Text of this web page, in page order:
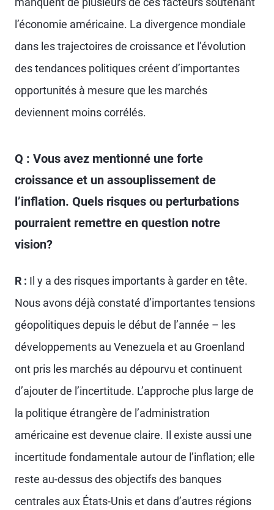
l’économie américaine. La divergence mondiale
dans les trajectoires de croissance et l’évolution
des tendances politiques créent d’importantes
opportunités à mesure que les marchés
deviennent moins corrélés.
Q : Vous avez mentionné une forte
croissance et un assouplissement de
l’inflation. Quels risques ou perturbations
pourraient remettre en question notre
vision?
R : Il y a des risques importants à garder en tête.
Nous avons déjà constaté d’importantes tensions
géopolitiques depuis le début de l’année – les
développements au Venezuela et au Groenland
ont pris les marchés au dépourvu et continuent
d’ajouter de l’incertitude. L’approche plus large de
la politique étrangère de l’administration
américaine est devenue claire. Il existe aussi une
incertitude fondamentale autour de l’inflation; elle
reste au-dessus des objectifs des banques
centrales aux États-Unis et dans d’autres régions